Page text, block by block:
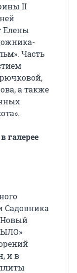
II
Елены
Часть
а также
галерее
Садовника
Новый
и в